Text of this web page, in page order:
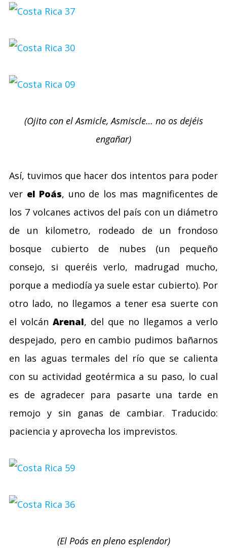
(Ojito con el Asmicle, Asmiscle… no os dejéis
engañar)
Así, tuvimos que hacer dos intentos para poder
ver el Poás, uno de los mas magnificentes de
los 7 volcanes activos del país con un diámetro
de un kilometro, rodeado de un frondoso
bosque cubierto de nubes (un pequeño
consejo, si queréis verlo, madrugad mucho,
porque a mediodía ya suele estar cubierto). Por
otro lado, no llegamos a tener esa suerte con
el volcán Arenal, del que no llegamos a verlo
despejado, pero en cambio pudimos bañarnos
en las aguas termales del río que se calienta
con su actividad geotérmica a su paso, lo cual
es de agradecer para pasarte una tarde en
remojo y sin ganas de cambiar. Traducido:
paciencia y aprovecha los imprevistos.
(El Poás en pleno esplendor)